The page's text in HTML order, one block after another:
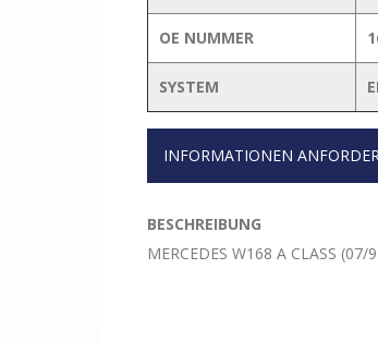
OE NUMMER
SYSTEM
INFORMATIONEN
BESCHREIBUNG
MERCEDES W168 A CLASS